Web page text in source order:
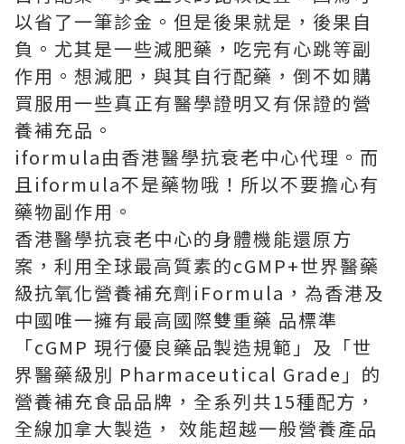
以省了一筆診金。但是後果就是，後果自
負。尤其是一些減肥藥，吃完有心跳等副
作用。想減肥，與其自行配藥，倒不如購
買服用一些真正有醫學證明又有保證的營
養補充品。
iformula由香港醫學抗衰老中心代理。而
且iformula不是藥物哦！所以不要擔心有
藥物副作用。
香港醫學抗衰老中心的身體機能還原方
案，利用全球最高質素的cGMP+世界醫藥
級抗氧化營養補充劑iFormula，為香港及
中國唯一擁有最高國際雙重藥 品標準
「cGMP 現行優良藥品製造規範」及「世
界醫藥級別 Pharmaceutical Grade」的
營養補充食品品牌，全系列共15種配方，
全線加拿大製造， 效能超越一般營養產品